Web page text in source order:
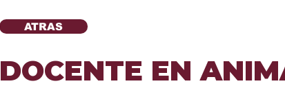
ATRAS
DOCENTE EN